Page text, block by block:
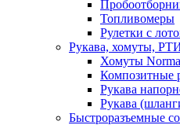
Топливомеры
Рулетки с
Рукава, хомуты,
Хомуты Norma
Композитные
Рукава
Рукава
Быстроразъемные